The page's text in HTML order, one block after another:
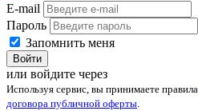
E-mail
Пароль
Запомнить меня
Войти
или войдите через
Используя сервис, вы принимаете правила
договора публичной оферты